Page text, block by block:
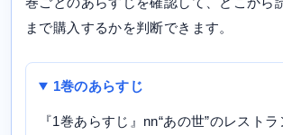
まで購入するかを判断できます。
1巻のあらすじ
『1巻あらすじ』nn“あの世”のレストラ